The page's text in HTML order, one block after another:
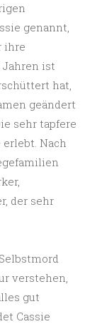
genannt,
ihre
Jahren ist
hat,
geändert
sehr tapfere
Nach
der sehr
verstehen,
gut
Cassie